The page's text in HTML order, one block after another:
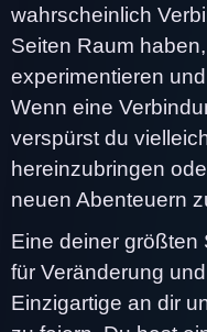
wahrscheinlich
Seiten Raum
experimentieren
Wenn eine
verspürst du
hereinzubringen
neuen Abenteuern
Eine deiner größten
für Veränderung
Einzigartige an dir